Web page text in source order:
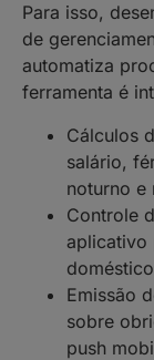
Para isso,
de
automatiza
ferramenta é
Cálculos
salário,
noturno e
Controle
aplicativo
Emissão
sobre
push